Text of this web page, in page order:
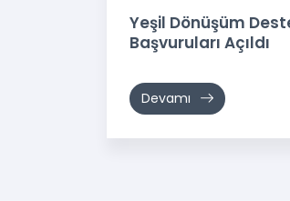
Yeşil Dönüşüm
Başvuruları Açıldı
Devamı